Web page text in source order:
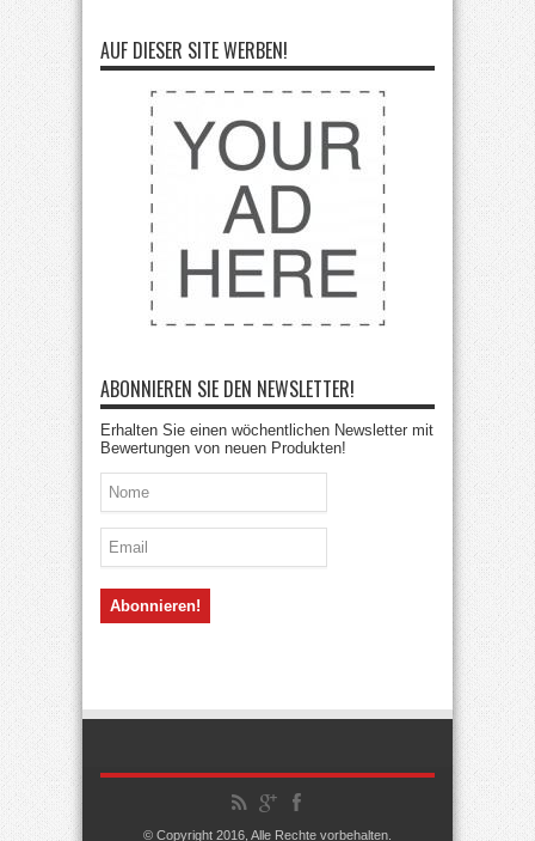
AUF DIESER SITE WERBEN!
ABONNIEREN SIE DEN NEWSLETTER!
Erhalten Sie einen wöchentlichen Newsletter mit
Bewertungen von neuen Produkten!
© Copyright 2016, Alle Rechte vorbehalten.